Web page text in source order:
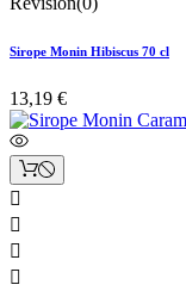
Sirope Monin Hibiscus 70 cl
13,19 €



